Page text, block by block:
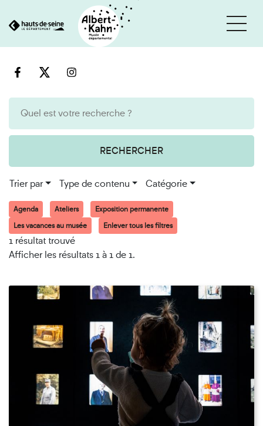
au
RECHERCHER
Trier par Type de contenu Catégorie
Agenda Ateliers
Exposition permanente
Les vacances au musée
Enlever tous les filtres
1 résultat trouvé
Afficher les résultats 1 à 1 de 1.
Cookies et traceurs utilisés sur ce site